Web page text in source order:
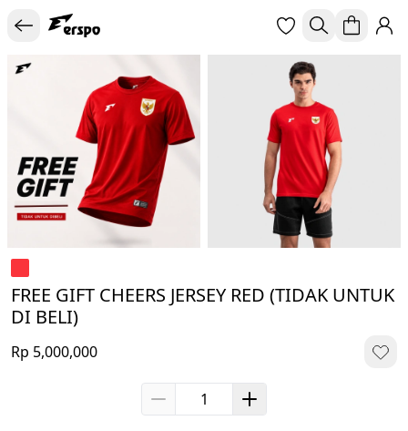
FREE GIFT CHEERS JERSEY RED (TIDAK UNTUK
DI BELI)
Rp 5,000,000